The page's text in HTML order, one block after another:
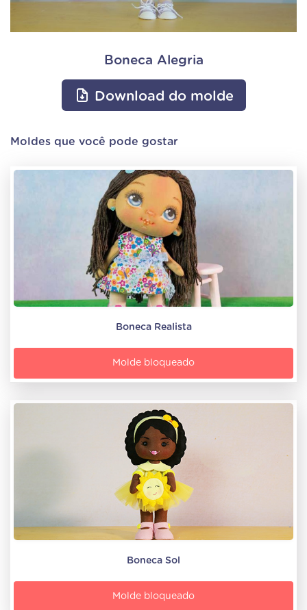
Boneca Alegria
Download do molde
Moldes que você pode gostar
Boneca Realista
Molde bloqueado
Boneca Sol
Molde bloqueado